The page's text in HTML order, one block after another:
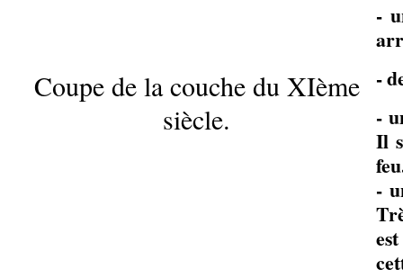
-
-
-
Il
-
Coupe de la couche du XIème
siècle.